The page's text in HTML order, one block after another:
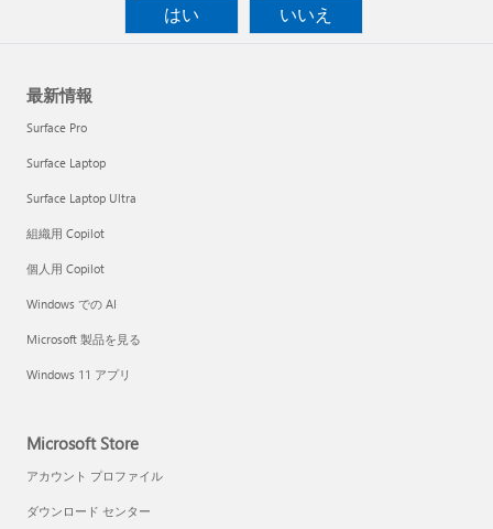
はい
いいえ
最新情報
Surface Pro
Surface Laptop
Surface Laptop Ultra
組織用 Copilot
個人用 Copilot
Windows での AI
Microsoft 製品を見る
Windows 11 アプリ
Microsoft Store
アカウント プロファイル
ダウンロード センター